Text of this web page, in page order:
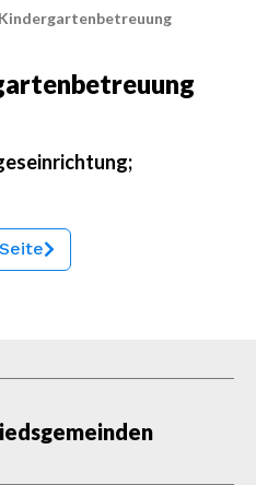
Kindergartenbetreuung